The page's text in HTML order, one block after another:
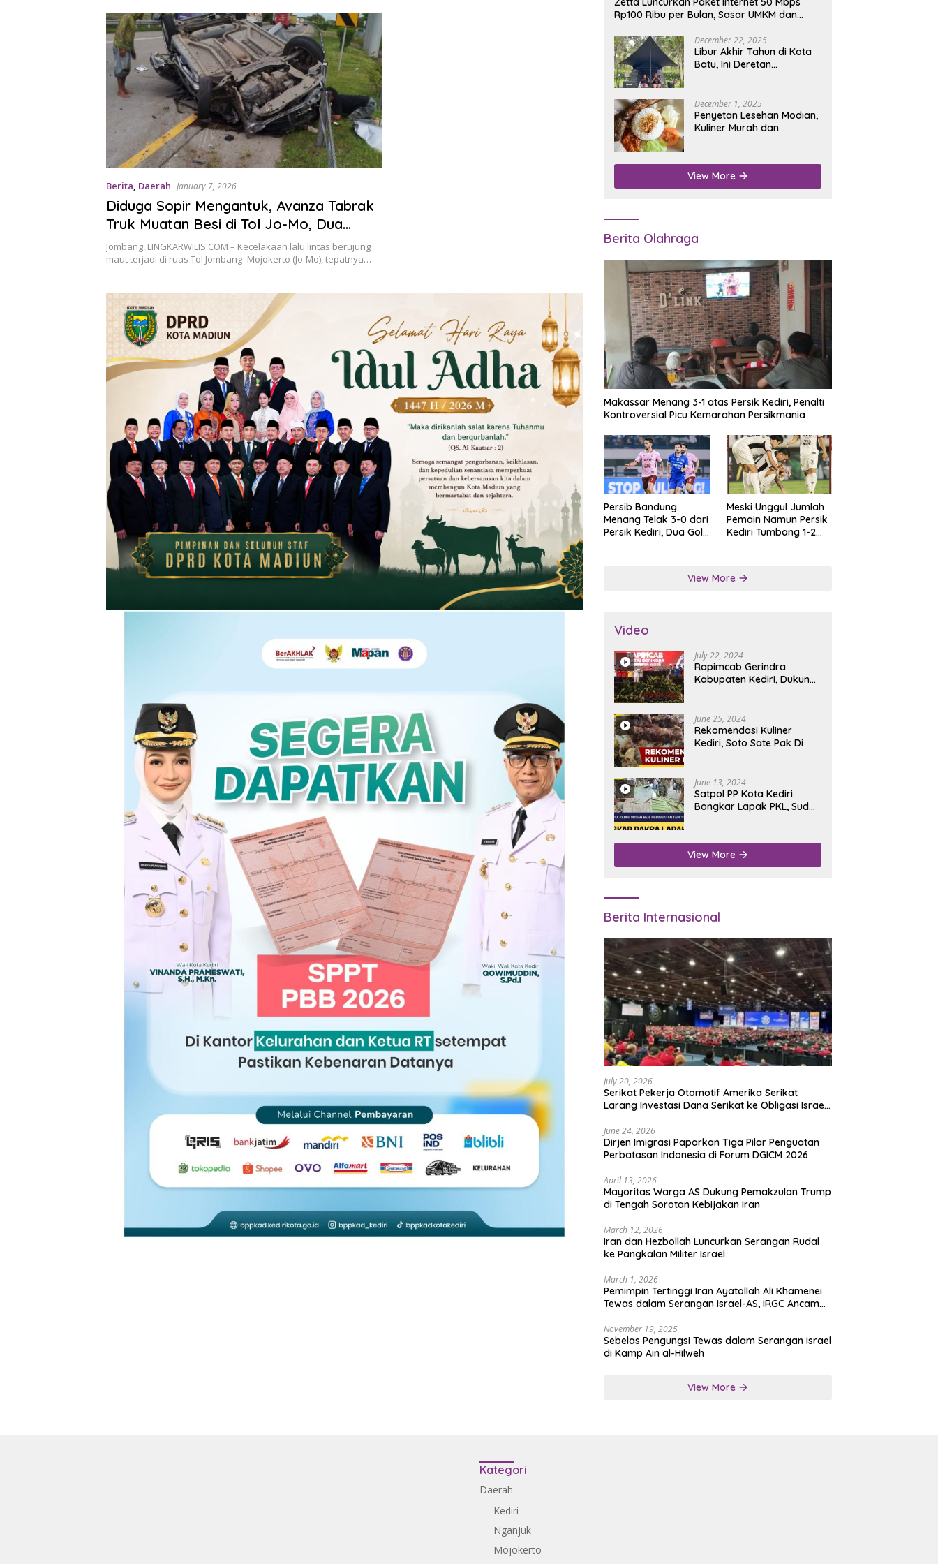
Berita, Daerah January 7, 2026
Diduga Sopir Mengantuk, Avanza Tabrak
Truk Muatan Besi di Tol Jo-Mo, Dua
Penumpang Meninggal
Jombang, LINGKARWILIS.COM – Kecelakaan lalu lintas berujung
maut terjadi di ruas Tol Jombang–Mojokerto (Jo-Mo), tepatnya…
Rp100 Ribu per Bulan, Sasar UMKM dan
December 22, 2025
Libur Akhir Tahun di Kota
Batu, Ini Deretan
December 1, 2025
Penyetan Lesehan Modian,
Kuliner Murah dan
Nganjuk
View More
Berita Olahraga
Makassar Menang 3-1 atas Persik Kediri, Penalti
Kontroversial Picu Kemarahan Persikmania
Persib Bandung
Menang Telak 3-0 dari
Persik Kediri, Dua Gol
Meski Unggul Jumlah
Pemain Namun Persik
Kediri Tumbang 1-2
View More
Video
July 22, 2024
Rapimcab Gerindra
Kabupaten Kediri, Dukung
June 25, 2024
Rekomendasi Kuliner
Kediri, Soto Sate Pak Di
June 13, 2024
Satpol PP Kota Kediri
Bongkar Lapak PKL, Sudah
View More
Berita Internasional
July 20, 2026
Serikat Pekerja Otomotif Amerika Serikat
Larang Investasi Dana Serikat ke Obligasi Israel,
June 24, 2026
Dirjen Imigrasi Paparkan Tiga Pilar Penguatan
Perbatasan Indonesia di Forum DGICM 2026
April 13, 2026
Mayoritas Warga AS Dukung Pemakzulan Trump
di Tengah Sorotan Kebijakan Iran
March 12, 2026
Iran dan Hezbollah Luncurkan Serangan Rudal
ke Pangkalan Militer Israel
March 1, 2026
Pemimpin Tertinggi Iran Ayatollah Ali Khamenei
Tewas dalam Serangan Israel-AS, IRGC Ancam
November 19, 2025
Sebelas Pengungsi Tewas dalam Serangan Israel
di Kamp Ain al-Hilweh
View More
Kategori
Daerah
Kediri
Nganjuk
Mojokerto